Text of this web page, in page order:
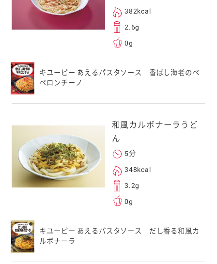
元コードをス
ォンのカメラ
スマートフォン
ドメイン指定受信
します。
レスは、本サービ
。当社はこの情報
ことはございませ
382kcal
2.6g
0g
キユーピー あえるパスタソース 香ばし海老のペ
ペロンチーノ
和風カルボナーラうど
ん
5分
348kcal
3.2g
0g
キユーピー あえるパスタソース だし香る和風カ
ルボナーラ